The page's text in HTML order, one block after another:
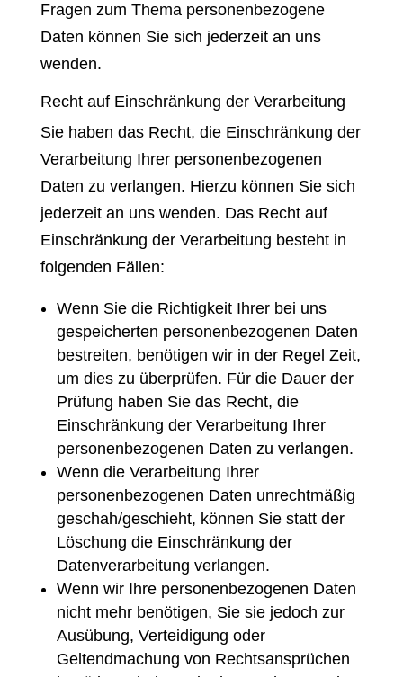
Fragen zum Thema personenbezogene
Daten können Sie sich jederzeit an uns
wenden.
Recht auf Einschränkung der Verarbeitung
Sie haben das Recht, die Einschränkung der
Verarbeitung Ihrer personenbezogenen
Daten zu verlangen. Hierzu können Sie sich
jederzeit an uns wenden. Das Recht auf
Einschränkung der Verarbeitung besteht in
folgenden Fällen:
Wenn Sie die Richtigkeit Ihrer bei uns
gespeicherten personenbezogenen Daten
bestreiten, benötigen wir in der Regel Zeit,
um dies zu überprüfen. Für die Dauer der
Prüfung haben Sie das Recht, die
Einschränkung der Verarbeitung Ihrer
personenbezogenen Daten zu verlangen.
Wenn die Verarbeitung Ihrer
personenbezogenen Daten unrechtmäßig
geschah/geschieht, können Sie statt der
Löschung die Einschränkung der
Datenverarbeitung verlangen.
Wenn wir Ihre personenbezogenen Daten
nicht mehr benötigen, Sie sie jedoch zur
Ausübung, Verteidigung oder
Geltendmachung von Rechtsansprüchen